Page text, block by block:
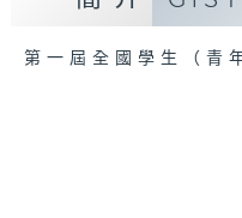
第一屆全國學生（青